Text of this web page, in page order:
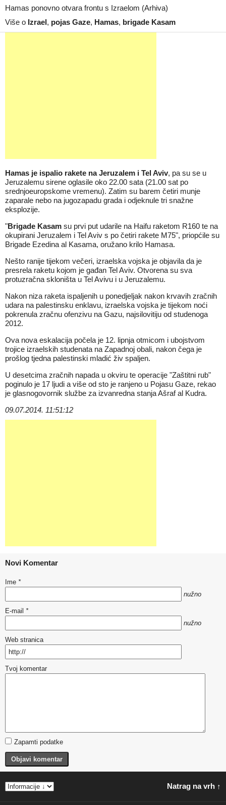
Hamas ponovno otvara frontu s Izraelom (Arhiva)
Više o Izrael, pojas Gaze, Hamas, brigade Kasam
Hamas je ispalio rakete na Jeruzalem i Tel Aviv, pa su se u
Jeruzalemu sirene oglasile oko 22.00 sata (21.00 sat po
srednjoeuropskome vremenu). Zatim su barem četiri munje
zaparale nebo na jugozapadu grada i odjeknule tri snažne
eksplozije.
"Brigade Kasam su prvi put udarile na Haifu raketom R160 te na
okupirani Jeruzalem i Tel Aviv s po četiri rakete M75", priopćile su
Brigade Ezedina al Kasama, oružano krilo Hamasa.
Nešto ranije tijekom večeri, izraelska vojska je objavila da je
presrela raketu kojom je gađan Tel Aviv. Otvorena su sva
protuzračna skloništa u Tel Avivu i u Jeruzalemu.
Nakon niza raketa ispaljenih u ponedjeljak nakon krvavih zračnih
udara na palestinsku enklavu, izraelska vojska je tijekom noći
pokrenula zračnu ofenzivu na Gazu, najsilovitiju od studenoga
2012.
Ova nova eskalacija počela je 12. lipnja otmicom i ubojstvom
trojice izraelskih studenata na Zapadnoj obali, nakon čega je
prošlog tjedna palestinski mladić živ spaljen.
U desetcima zračnih napada u okviru te operacije "Zaštitni rub"
poginulo je 17 ljudi a više od sto je ranjeno u Pojasu Gaze, rekao
je glasnogovornik službe za izvanredna stanja Ašraf al Kudra.
09.07.2014. 11:51:12
Novi Komentar
Ime *
nužno
E-mail *
nužno
Web stranica
Tvoj komentar
Zapamti podatke
Objavi komentar
Natrag na vrh ↑